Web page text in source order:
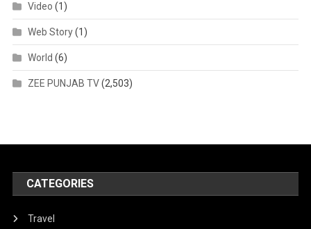
Video (1)
Web Story(1)
World (6)
ZEE PUNJAB TV(2,503)
CATEGORIES
Travel